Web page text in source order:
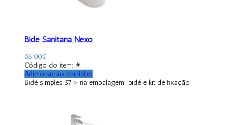
Bidé Sanitana Nexo
86.00€
Código do item: #
Adicionar ao carrinho
Bidé simples 57 > na embalagem: bidé e kit de fixação